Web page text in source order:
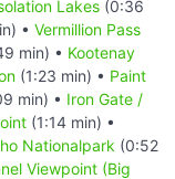
Lakes (0:36
• Vermillion Pass
min) • Kootenay
(1:23 min) • Paint
min) • Iron Gate /
(1:14 min) •
Nationalpark (0:52
Viewpoint (Big